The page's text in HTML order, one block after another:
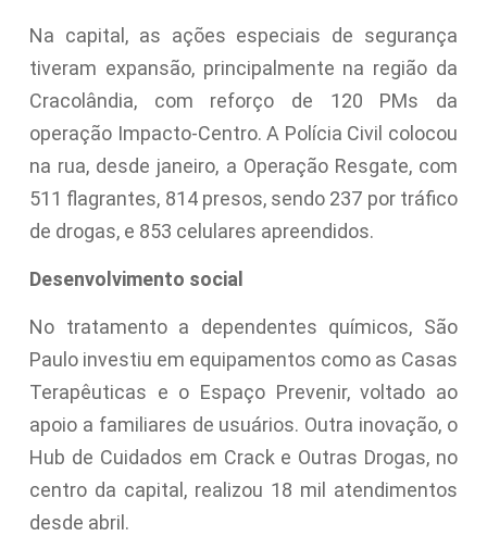
Na capital, as ações especiais de segurança
tiveram expansão, principalmente na região da
Cracolândia, com reforço de 120 PMs da
operação Impacto-Centro. A Polícia Civil colocou
na rua, desde janeiro, a Operação Resgate, com
511 flagrantes, 814 presos, sendo 237 por tráfico
de drogas, e 853 celulares apreendidos.
Desenvolvimento social
No tratamento a dependentes químicos, São
Paulo investiu em equipamentos como as Casas
Terapêuticas e o Espaço Prevenir, voltado ao
apoio a familiares de usuários. Outra inovação, o
Hub de Cuidados em Crack e Outras Drogas, no
centro da capital, realizou 18 mil atendimentos
desde abril.